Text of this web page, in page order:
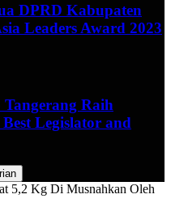
DPRD Kabupaten
Leaders Award 2023
Raih
Legislator and
5,2 Kg Di Musnahkan Oleh